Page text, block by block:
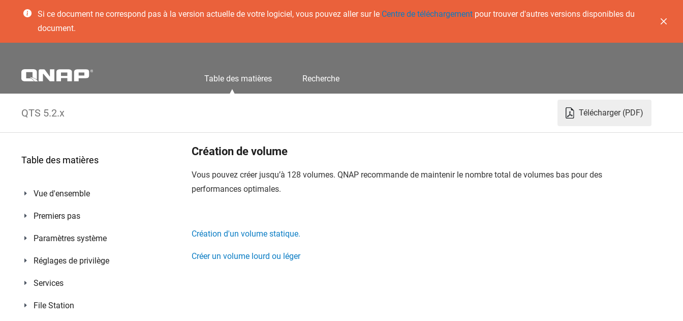
Si ce document ne correspond pas à la version actuelle de votre logiciel, vous pouvez aller sur le Centre de téléchargementpour trouver d'autres versions disponibles du
document.
Table des matières Recherche
QTS 5.2.x Télécharger (PDF)
Table des matières
Vue d'ensemble
Premiers pas
Paramètres système
Réglages de privilège
Services
File Station
Création de volume
Vous pouvez créer jusqu’à 128 volumes. QNAP recommande de maintenir le nombre total de volumes bas pour des
performances optimales.
Création d'un volume statique.
Créer un volume lourd ou léger